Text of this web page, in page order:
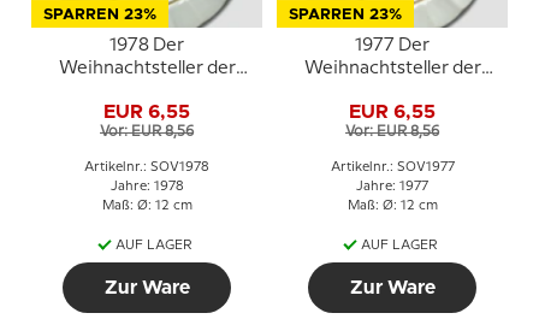
SPARREN 23%
1978 Der
Weihnachtsteller der
Copenhagen
EUR 6,55
Vor: EUR 8,56
Artikelnr.: SOV1978
Jahre: 1978
Maß: Ø: 12 cm
AUF LAGER
Zur Ware
SPARREN 23%
1977 Der
Weihnachtsteller der
Copenhagen
EUR 6,55
Vor: EUR 8,56
Artikelnr.: SOV1977
Jahre: 1977
Maß: Ø: 12 cm
AUF LAGER
Zur Ware